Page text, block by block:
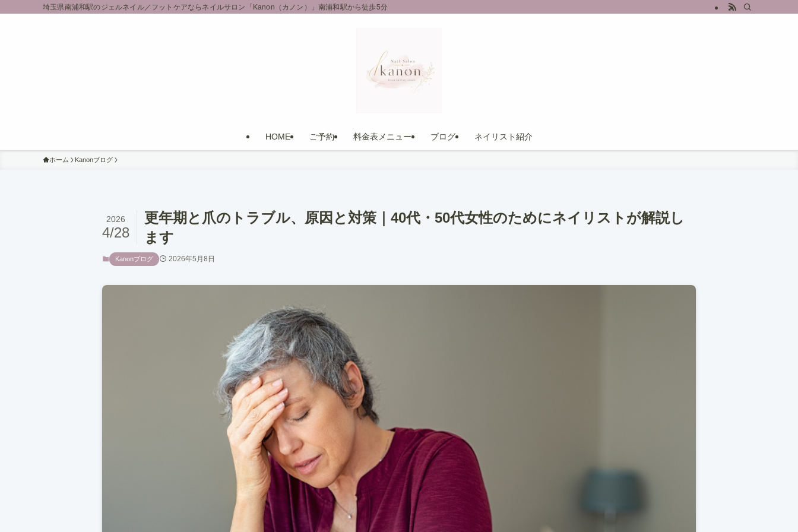
埼玉県南浦和駅のジェルネイル／フットケアならネイルサロン「Kanon（カノン）」南浦和駅から徒歩5分
HOME ご予約 料金表メニュー ブログ ネイリスト紹介
ホーム Kanonブログ
更年期と爪のトラブル、原因と対策｜40代・50代女性のためにネイリストが解説し
ます
2026
4/28
Kanonブログ 2026年5月8日